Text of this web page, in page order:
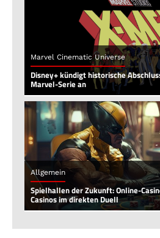
Marvel Cinematic Universe
Disney+ kündigt historische
Marvel-Serie an
Allgemein
Spielhallen der Zukunft: Online-
Casinos im direkten Duell